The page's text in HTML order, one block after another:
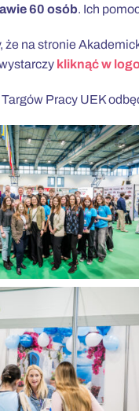
60 osób. Ich
że na stronie
kliknąć w
Pracy UEK